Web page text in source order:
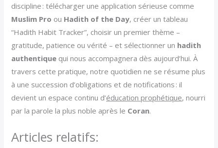
discipline : télécharger une application sérieuse comme
Muslim Pro ou Hadith of the Day, créer un tableau
“Hadith Habit Tracker”, choisir un premier thème –
gratitude, patience ou vérité – et sélectionner un hadith
authentique qui nous accompagnera dès aujourd’hui. À
travers cette pratique, notre quotidien ne se résume plus
à une succession d’obligations et de notifications : il
devient un espace continu d’éducation prophétique, nourri
par la parole la plus noble après le Coran.
Articles relatifs: